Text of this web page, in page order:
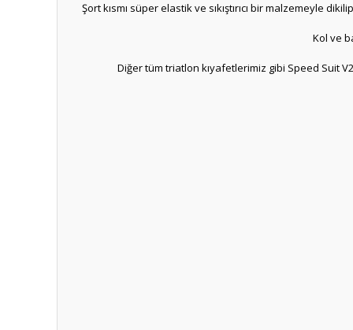
Şort kısmı süper elastik ve sıkıştırıcı bir malzemeyle
Kol ve
Diğer tüm triatlon kıyafetlerimiz gibi Speed ​​Suit